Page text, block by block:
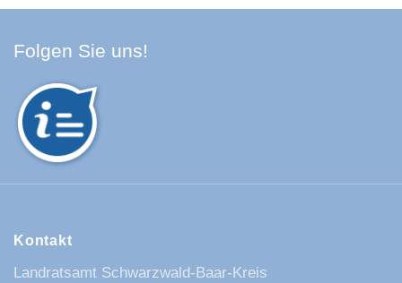
Folgen Sie uns!
Kontakt
Landratsamt Schwarzwald-Baar-Kreis